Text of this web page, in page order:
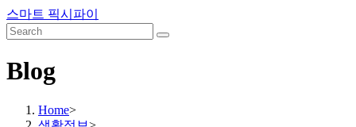
Skip
to
content
스마트 픽시파이
Blog
Home>